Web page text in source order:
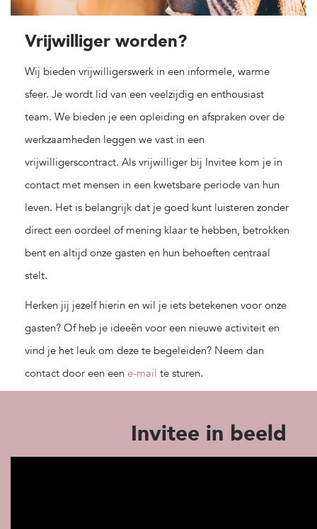
Vrijwilliger worden?
Wij bieden vrijwilligerswerk in een informele, warme
sfeer. Je wordt lid van een veelzijdig en enthousiast
team. We bieden je een opleiding en afspraken over de
werkzaamheden leggen we vast in een
vrijwilligerscontract. Als vrijwilliger bij Invitee kom je in
contact met mensen in een kwetsbare periode van hun
leven. Het is belangrijk dat je goed kunt luisteren zonder
direct een oordeel of mening klaar te hebben, betrokken
bent en altijd onze gasten en hun behoeften centraal
stelt.
Herken jij jezelf hierin en wil je iets betekenen voor onze
gasten? Of heb je ideeën voor een nieuwe activiteit en
vind je het leuk om deze te begeleiden? Neem dan
contact door een een e-mail te sturen.
Invitee in beeld